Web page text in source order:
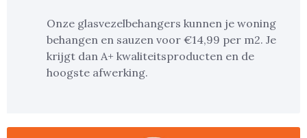
Onze glasvezelbehangers kunnen je woning
behangen en sauzen voor €14,99 per m2. Je
krijgt dan A+ kwaliteitsproducten en de
hoogste afwerking.